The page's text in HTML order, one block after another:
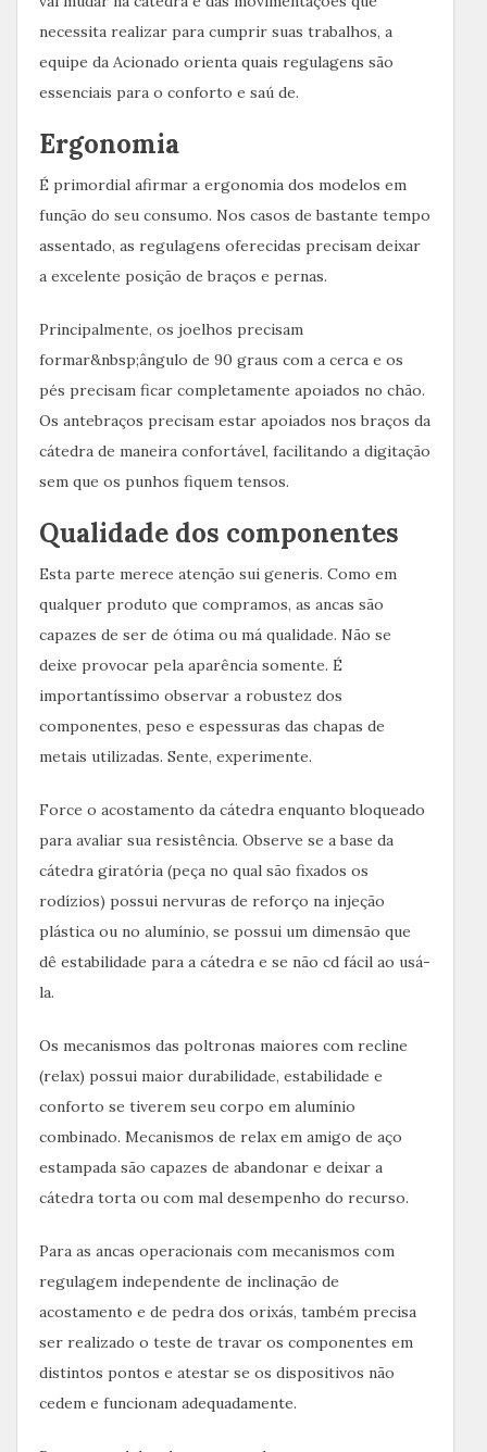
necessita realizar para cumprir suas trabalhos, a
equipe da Acionado orienta quais regulagens são
essenciais para o conforto e saú de.
Ergonomia
É primordial afirmar a ergonomia dos modelos em
função do seu consumo. Nos casos de bastante tempo
assentado, as regulagens oferecidas precisam deixar
a excelente posição de braços e pernas.
Principalmente, os joelhos precisam
formar&nbsp;ângulo de 90 graus com a cerca e os
pés precisam ficar completamente apoiados no chão.
Os antebraços precisam estar apoiados nos braços da
cátedra de maneira confortável, facilitando a digitação
sem que os punhos fiquem tensos.
Qualidade dos componentes
Esta parte merece atenção sui generis. Como em
qualquer produto que compramos, as ancas são
capazes de ser de ótima ou má qualidade. Não se
deixe provocar pela aparência somente. É
importantíssimo observar a robustez dos
componentes, peso e espessuras das chapas de
metais utilizadas. Sente, experimente.
Force o acostamento da cátedra enquanto bloqueado
para avaliar sua resistência. Observe se a base da
cátedra giratória (peça no qual são fixados os
rodízios) possui nervuras de reforço na injeção
plástica ou no alumínio, se possui um dimensão que
dê estabilidade para a cátedra e se não cd fácil ao usá-
la.
Os mecanismos das poltronas maiores com recline
(relax) possui maior durabilidade, estabilidade e
conforto se tiverem seu corpo em alumínio
combinado. Mecanismos de relax em amigo de aço
estampada são capazes de abandonar e deixar a
cátedra torta ou com mal desempenho do recurso.
Para as ancas operacionais com mecanismos com
regulagem independente de inclinação de
acostamento e de pedra dos orixás, também precisa
ser realizado o teste de travar os componentes em
distintos pontos e atestar se os dispositivos não
cedem e funcionam adequadamente.